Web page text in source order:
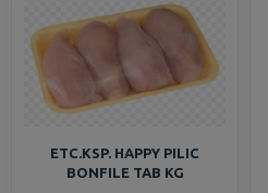
ETC.KSP. HAPPY PILIC
BONFILE TAB KG